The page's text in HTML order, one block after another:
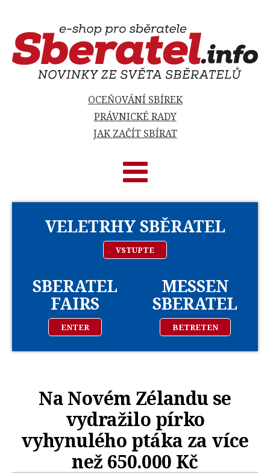
OCEŇOVÁNÍ SBÍREK
PRÁVNICKÉ RADY
JAK ZAČÍT SBÍRAT
VELETRHY SBĚRATEL
VSTUPTE
SBERATEL
FAIRS
ENTER
MESSEN
SBERATEL
BETRETEN
Na Novém Zélandu se
vydražilo pírko
vyhynulého ptáka za více
než 650.000 Kč